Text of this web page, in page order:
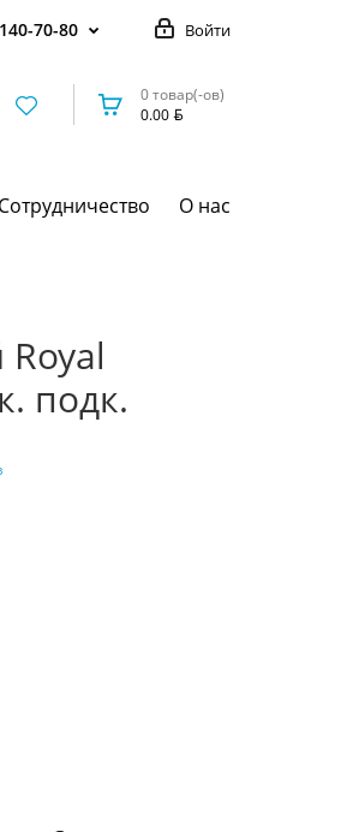
Войти
70-80
0 товар(-ов)
0.00
Сотрудничество О нас
подк.